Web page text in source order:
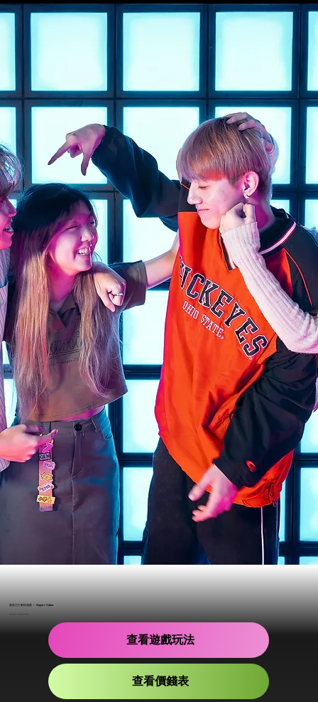
​最新主打劇情遊戲 － Super Cube
查看遊戲玩法
查看價錢表